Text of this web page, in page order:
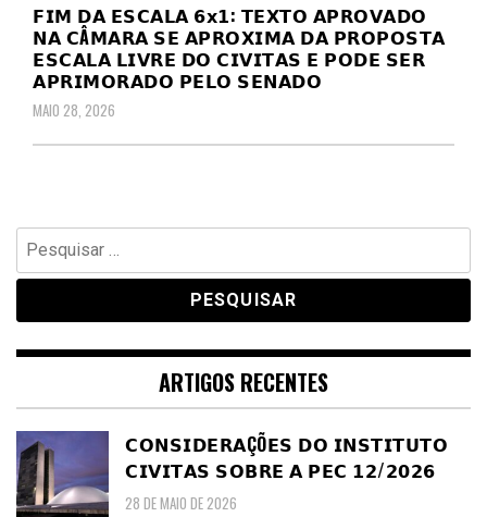
𝗙𝗜𝗠 𝗗𝗔 𝗘𝗦𝗖𝗔𝗟𝗔 𝟲𝘅𝟭: 𝗧𝗘𝗫𝗧𝗢 𝗔𝗣𝗥𝗢𝗩𝗔𝗗𝗢
𝗡𝗔 𝗖Â𝗠𝗔𝗥𝗔 𝗦𝗘 𝗔𝗣𝗥𝗢𝗫𝗜𝗠𝗔 𝗗𝗔 𝗣𝗥𝗢𝗣𝗢𝗦𝗧𝗔
𝗘𝗦𝗖𝗔𝗟𝗔 𝗟𝗜𝗩𝗥𝗘 𝗗𝗢 𝗖𝗜𝗩𝗜𝗧𝗔𝗦 𝗘 𝗣𝗢𝗗𝗘 𝗦𝗘𝗥
𝗔𝗣𝗥𝗜𝗠𝗢𝗥𝗔𝗗𝗢 𝗣𝗘𝗟𝗢 𝗦𝗘𝗡𝗔𝗗𝗢
MAIO 28, 2026
Pesquisar
por:
ARTIGOS RECENTES
𝗖𝗢𝗡𝗦𝗜𝗗𝗘𝗥𝗔ÇÕ𝗘𝗦 𝗗𝗢 𝗜𝗡𝗦𝗧𝗜𝗧𝗨𝗧𝗢
𝗖𝗜𝗩𝗜𝗧𝗔𝗦 𝗦𝗢𝗕𝗥𝗘 𝗔 𝗣𝗘𝗖 𝟭𝟮/𝟮𝟬𝟮𝟲
28 DE MAIO DE 2026